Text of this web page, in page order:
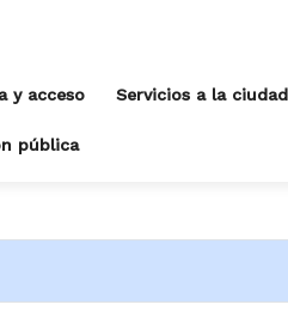
y acceso
pública
Servicios a la